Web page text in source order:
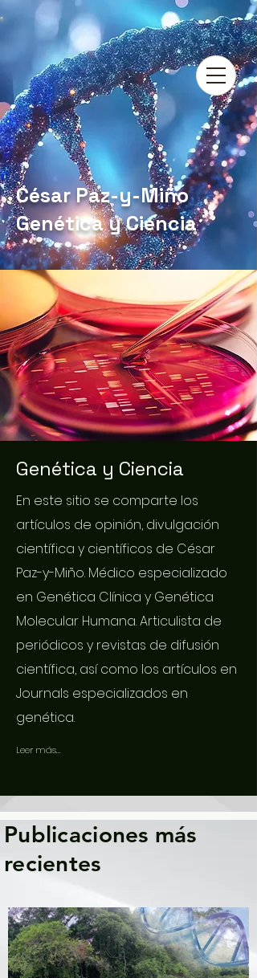
César Paz-y-Miño
Genética y Ciencia
Genética y Ciencia
En este sitio se comparte los
artículos de opinión, divulgación
científica y científicos de César
Paz-y-Miño. Médico especializado
en Genética Clínica y Genética
Molecular Humana. Articulista de
periódicos y revistas de difusión
científica, así como los artículos en
Journals especializados en
genética.
Leer más...
Publicaciones más
recientes